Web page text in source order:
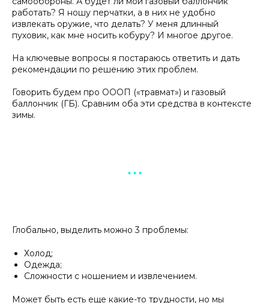
работать? Я ношу перчатки, а в них не удобно
извлекать оружие, что делать? У меня длинный
пуховик, как мне носить кобуру? И многое другое.
На ключевые вопросы я постараюсь ответить и дать
рекомендации по решению этих проблем.
Говорить будем про ОООП («травмат») и газовый
баллончик (ГБ). Сравним оба эти средства в контексте
зимы.
▪︎ ▪︎ ▪︎
Глобально, выделить можно 3 проблемы:
Холод;
Одежда;
Сложности с ношением и извлечением.
Может быть есть еще какие-то трудности, но мы